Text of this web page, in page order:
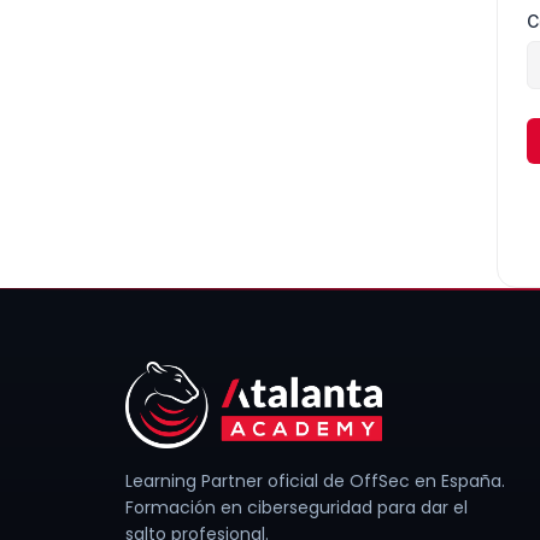
Learning Partner oficial de OffSec en España.
Formación en ciberseguridad para dar el
salto profesional.